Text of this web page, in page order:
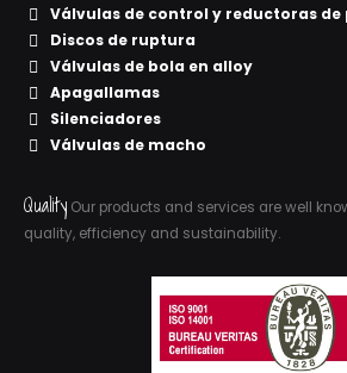
Válvulas de control y reductoras de
Discos de ruptura
Válvulas de bola en alloy
Apagallamas
Silenciadores
Válvulas de macho
Quality Our products and services are well
quality, efficiency and sustainability.